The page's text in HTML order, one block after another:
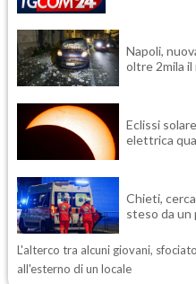
Napoli,
oltre 2mila
Eclissi
elettrica
Chieti,
steso da un
L'alterco tra alcuni giovani,
all'esterno di un locale